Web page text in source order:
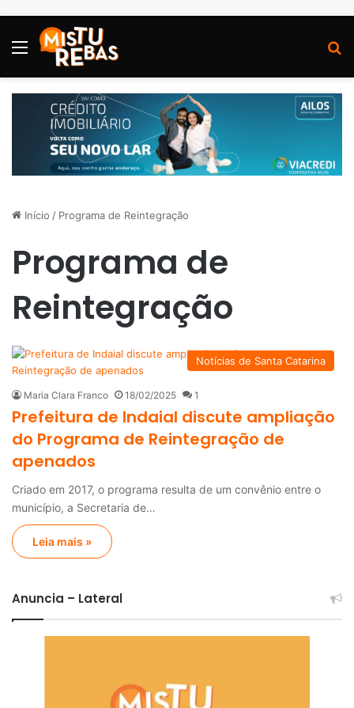
Menu
Início / Programa de Reintegração
Programa de
Reintegração
Notícias de Santa Catarina
Maria Clara Franco 18/02/2025 1
Prefeitura de Indaial discute ampliação
do Programa de Reintegração de
apenados
Criado em 2017, o programa resulta de um convênio entre o
município, a Secretaria de…
Leia mais »
Anuncia – Lateral